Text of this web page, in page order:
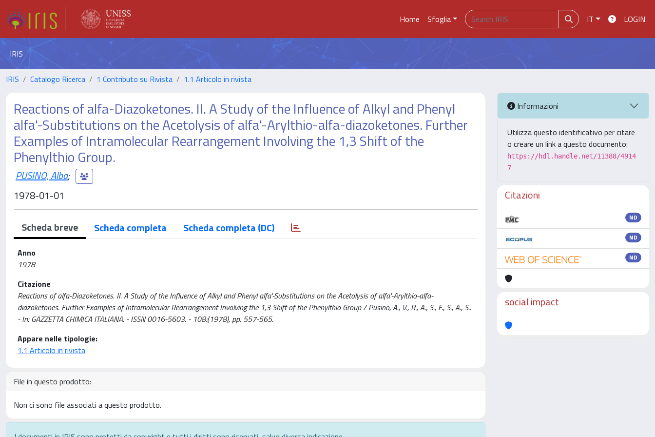
Home Sfoglia IT LOGIN
IRIS
IRIS Catalogo Ricerca 1 Contributo su Rivista 1.1 Articolo in rivista
Reactions of alfa-Diazoketones. II. A Study of the Influence of Alkyl and Phenyl
alfa'-Substitutions on the Acetolysis of alfa'-Arylthio-alfa-diazoketones. Further
Examples of Intramolecular Rearrangement Involving the 1,3 Shift of the
Phenylthio Group.
PUSINO, Alba;
1978-01-01
Scheda breve Scheda completa Scheda completa (DC)
Anno
1978
Citazione
Reactions of alfa-Diazoketones. II. A Study of the Influence of Alkyl and Phenyl alfa'-Substitutions on the Acetolysis of alfa'-Arylthio-alfa-
diazoketones. Further Examples of Intramolecular Rearrangement Involving the 1,3 Shift of the Phenylthio Group / Pusino, A., V., R., A., S., F., S., A., S..
- In: GAZZETTA CHIMICA ITALIANA. - ISSN 0016-5603. - 108:(1978), pp. 557-565.
Appare nelle tipologie:
1.1 Articolo in rivista
File in questo prodotto:
Non ci sono file associati a questo prodotto.
Informazioni
Utilizza questo identificativo per citare
o creare un link a questo documento:
https://hdl.handle.net/11388/4914
7
Citazioni
ND
ND
ND
social impact